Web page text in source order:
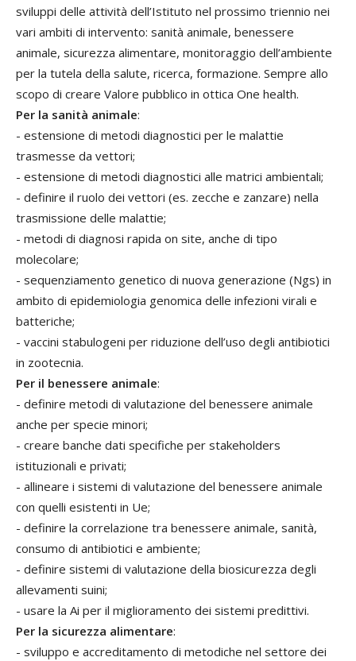
sviluppi delle attività dell’Istituto nel prossimo triennio nei
vari ambiti di intervento: sanità animale, benessere
animale, sicurezza alimentare, monitoraggio dell’ambiente
per la tutela della salute, ricerca, formazione. Sempre allo
scopo di creare Valore pubblico in ottica One health.
Per la sanità animale:
- estensione di metodi diagnostici per le malattie
trasmesse da vettori;
- estensione di metodi diagnostici alle matrici ambientali;
- definire il ruolo dei vettori (es. zecche e zanzare) nella
trasmissione delle malattie;
- metodi di diagnosi rapida on site, anche di tipo
molecolare;
- sequenziamento genetico di nuova generazione (Ngs) in
ambito di epidemiologia genomica delle infezioni virali e
batteriche;
- vaccini stabulogeni per riduzione dell’uso degli antibiotici
in zootecnia.
Per il benessere animale:
- definire metodi di valutazione del benessere animale
anche per specie minori;
- creare banche dati specifiche per stakeholders
istituzionali e privati;
- allineare i sistemi di valutazione del benessere animale
con quelli esistenti in Ue;
- definire la correlazione tra benessere animale, sanità,
consumo di antibiotici e ambiente;
- definire sistemi di valutazione della biosicurezza degli
allevamenti suini;
- usare la Ai per il miglioramento dei sistemi predittivi.
Per la sicurezza alimentare:
- sviluppo e accreditamento di metodiche nel settore dei